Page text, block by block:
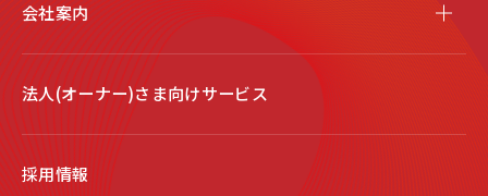
会社案内
法人(オーナー)さま向けサービス
採用情報